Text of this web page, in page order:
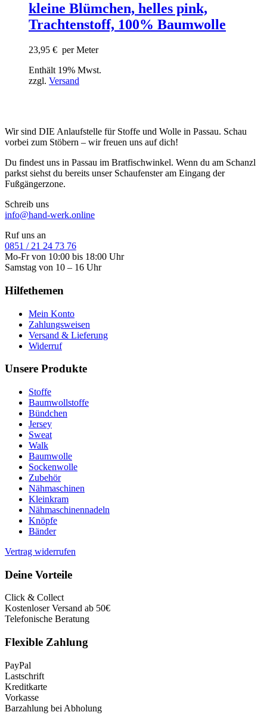
kleine Blümchen, helles pink,
Trachtenstoff, 100% Baumwolle
23,95 € per Meter
Enthält 19% Mwst.
zzgl. Versand
Wir sind DIE Anlaufstelle für Stoffe und Wolle in Passau. Schau
vorbei zum Stöbern – wir freuen uns auf dich!
Du findest uns in Passau im Bratfischwinkel. Wenn du am Schanzl
parkst siehst du bereits unser Schaufenster am Eingang der
Fußgängerzone.
Schreib uns
info@hand-werk.online
Ruf uns an
0851 / 21 24 73 76
Mo-Fr von 10:00 bis 18:00 Uhr
Samstag von 10 – 16 Uhr
Hilfethemen
Mein Konto
Zahlungsweisen
Versand & Lieferung
Widerruf
Unsere Produkte
Stoffe
Baumwollstoffe
Bündchen
Jersey
Sweat
Walk
Baumwolle
Sockenwolle
Zubehör
Nähmaschinen
Kleinkram
Nähmaschinennadeln
Knöpfe
Bänder
Vertrag widerrufen
Deine Vorteile
Click & Collect
Kostenloser Versand ab 50€
Telefonische Beratung
Flexible Zahlung
PayPal
Lastschrift
Kreditkarte
Vorkasse
Barzahlung bei Abholung